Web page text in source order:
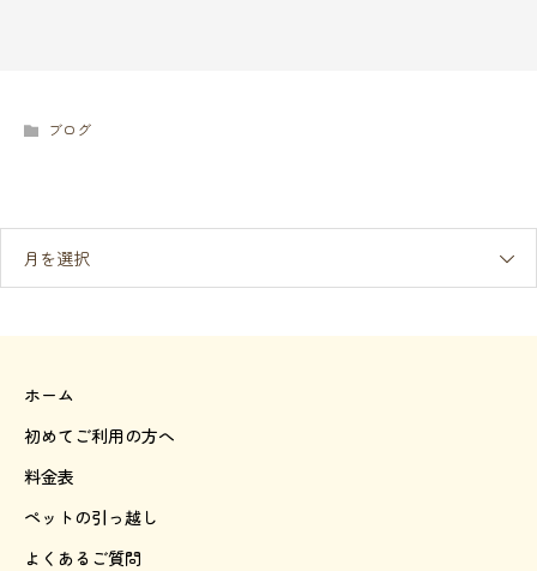
ブログ
月を選択
ホーム
初めてご利用の方へ
料金表
ペットの引っ越し
よくあるご質問